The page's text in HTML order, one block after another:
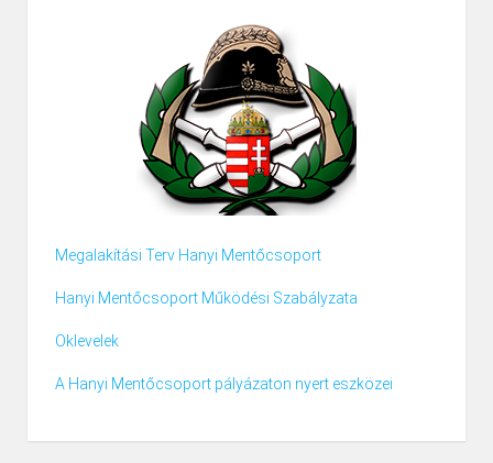
Megalakítási Terv Hanyi Mentőcsoport
Hanyi Mentőcsoport Működési Szabályzata
Oklevelek
A Hanyi Mentőcsoport pályázaton nyert eszközei